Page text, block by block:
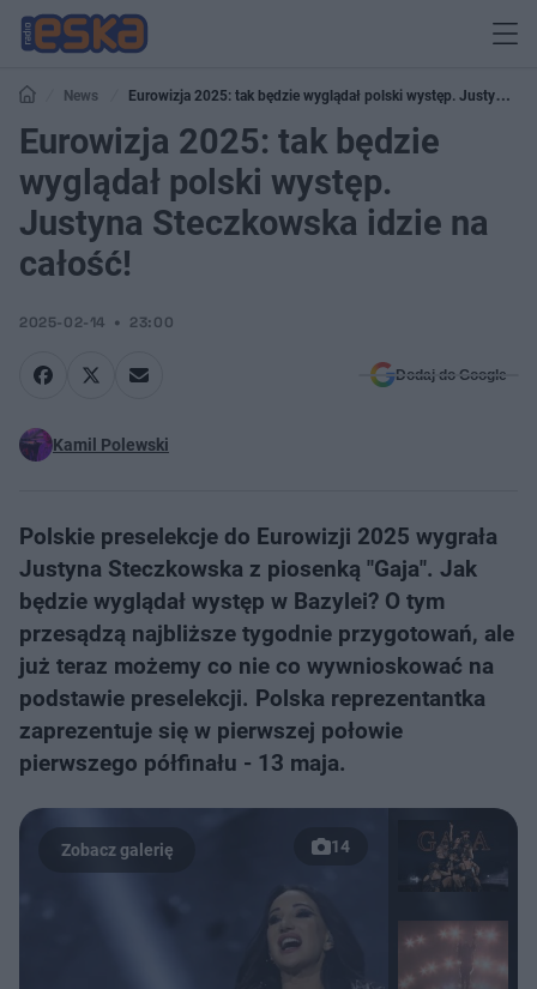
News
Eurowizja 2025: tak będzie wyglądał polski występ. Justyna
Steczkowska idzie na całość!
Eurowizja 2025: tak będzie
wyglądał polski występ.
Justyna Steczkowska idzie na
całość!
2025-02-14 23:00
Dodaj do Google
Kamil Polewski
Polskie preselekcje do Eurowizji 2025 wygrała
Justyna Steczkowska z piosenką "Gaja". Jak
będzie wyglądał występ w Bazylei? O tym
przesądzą najbliższe tygodnie przygotowań, ale
już teraz możemy co nie co wywnioskować na
podstawie preselekcji. Polska reprezentantka
zaprezentuje się w pierwszej połowie
pierwszego półfinału - 13 maja.
14